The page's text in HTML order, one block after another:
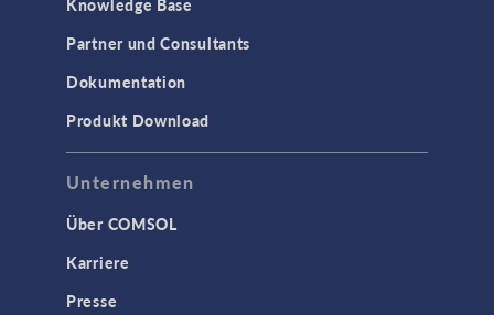
Knowledge Base
Partner und Consultants
Dokumentation
Produkt Download
Unternehmen
Über COMSOL
Karriere
Presse